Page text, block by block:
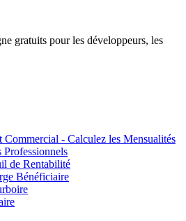
gratuits pour les développeurs, les
Commercial - Calculez les Mensualités
Professionnels
de Rentabilité
Bénéficiaire